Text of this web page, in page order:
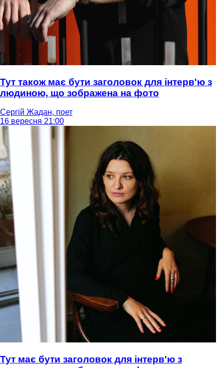
Тут також має бути заголовок для інтерв'ю з
людиною, що зображена на фото
Сергій Жадан, поет
16 вересня 21:00
Тут має бути заголовок для інтерв'ю з